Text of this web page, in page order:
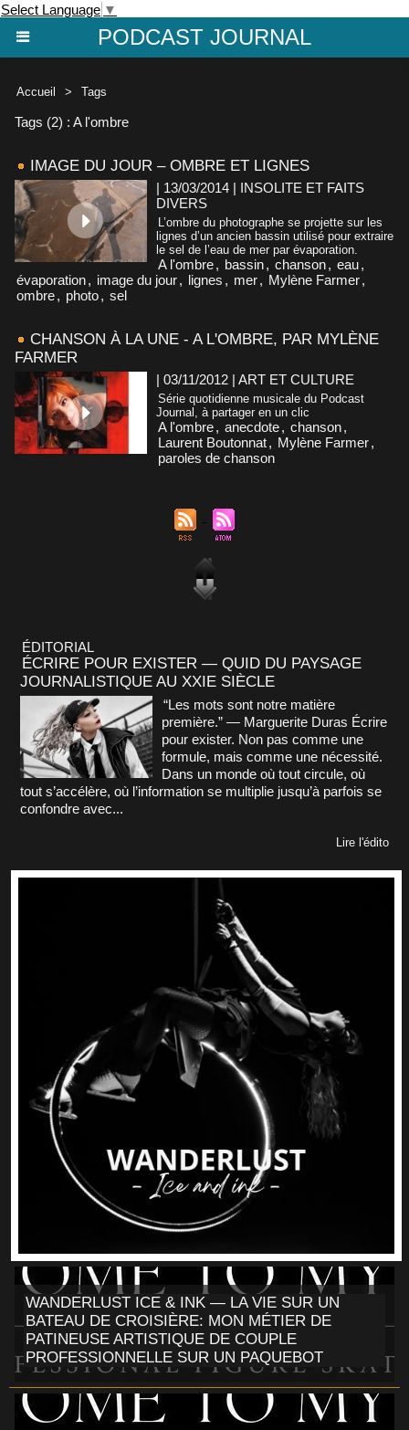
Select Language ▼
PODCAST JOURNAL
Accueil > Tags
Tags (2) : A l'ombre
IMAGE DU JOUR – OMBRE ET LIGNES
| 13/03/2014 | INSOLITE ET FAITS
DIVERS
L’ombre du photographe se projette sur les
lignes d’un ancien bassin utilisé pour extraire
le sel de l’eau de mer par évaporation.
A l'ombre, bassin, chanson, eau,
évaporation, image du jour, lignes , mer, Mylène Farmer,
ombre, photo, sel
CHANSON À LA UNE - A L'OMBRE, PAR MYLÈNE
FARMER
| 03/11/2012 | ART ET CULTURE
Série quotidienne musicale du Podcast
Journal, à partager en un clic
A l'ombre, anecdote, chanson,
Laurent Boutonnat, Mylène Farmer,
paroles de chanson
ÉDITORIAL
ÉCRIRE POUR EXISTER — QUID DU PAYSAGE
JOURNALISTIQUE AU XXIE SIÈCLE
“Les mots sont notre matière
première.” — Marguerite Duras Écrire
pour exister. Non pas comme une
formule, mais comme une nécessité.
Dans un monde où tout circule, où
tout s’accélère, où l’information se multiplie jusqu’à parfois se
confondre avec...
Lire l'édito
WANDERLUST ICE & INK — LA VIE SUR UN
BATEAU DE CROISIÈRE: MON MÉTIER DE
PATINEUSE ARTISTIQUE DE COUPLE
PROFESSIONNELLE SUR UN PAQUEBOT